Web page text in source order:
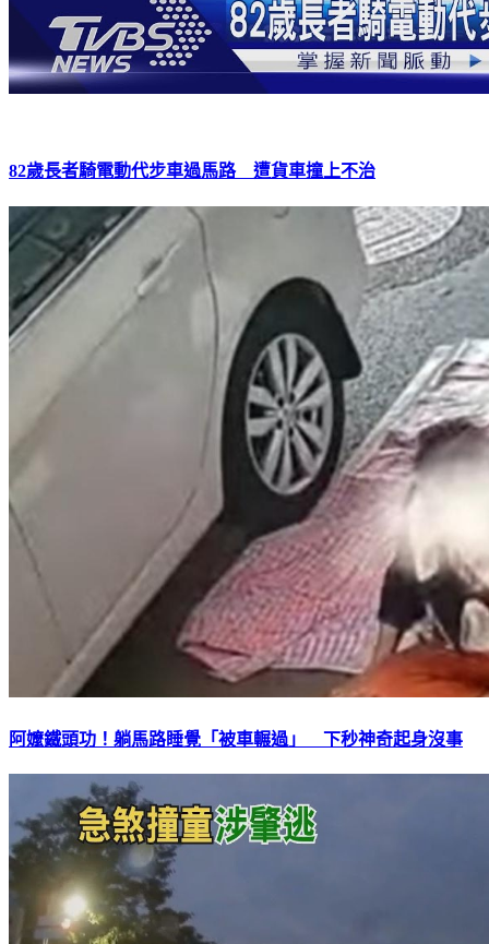
82歲長者騎電動代步車過馬路 遭貨車撞上不治
阿嬤鐵頭功！躺馬路睡覺「被車輾過」 下秒神奇起身沒事